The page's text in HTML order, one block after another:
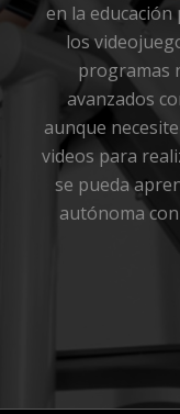
en la
los
programas
avanzados
aunque
videos para
se pueda
autónoma